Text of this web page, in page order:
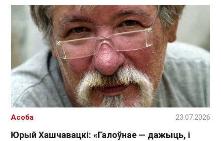
Юрый Хашчавацкі: «Галоўнае — дажыць, і
Асоба 23.07.2026